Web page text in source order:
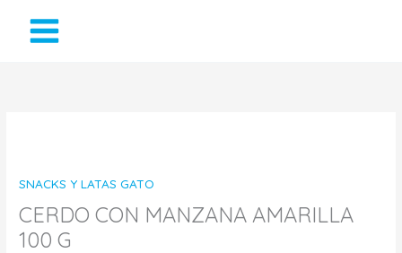
SNACKS Y LATAS GATO
CERDO CON MANZANA AMARILLA
100 G
MANZANA
AMARILLA